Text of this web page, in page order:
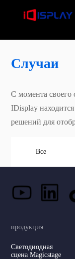
Случаи
С момента своего
IDisplay
решений для
Все
продукция
Светодиодная
сцена Magicstage